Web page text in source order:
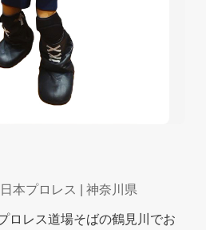
本プロレス | 神奈川県
ロレス道場そばの鶴見川でお